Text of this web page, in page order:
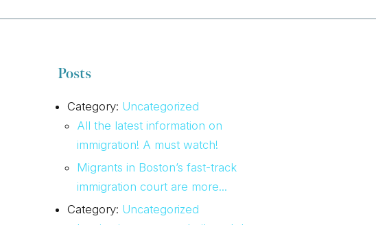
Posts
Category: Uncategorized
All the latest information on
immigration! A must watch!
Migrants in Boston’s fast-track
immigration court are more...
Category: Uncategorized